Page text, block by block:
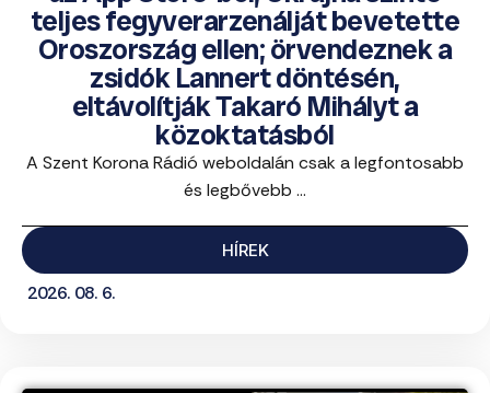
teljes fegyverarzenálját bevetette
Oroszország ellen; örvendeznek a
zsidók Lannert döntésén,
eltávolítják Takaró Mihályt a
közoktatásból
A Szent Korona Rádió weboldalán csak a legfontosabb
és legbővebb ...
HÍREK
2026. 08. 6.